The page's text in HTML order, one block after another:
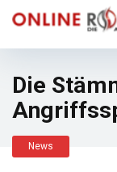
Die
News